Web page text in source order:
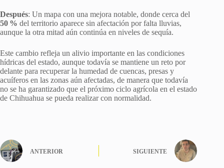
Después: Un mapa con una mejora notable, donde cerca del
50 % del territorio aparece sin afectación por falta lluvias,
aunque la otra mitad aún continúa en niveles de sequía.
Este cambio refleja un alivio importante en las condiciones
hídricas del estado, aunque todavía se mantiene un reto por
delante para recuperar la humedad de cuencas, presas y
acuíferos en las zonas aún afectadas, de manera que todavía
no se ha garantizado que el próximo ciclo agrícola en el estado
de Chihuahua se pueda realizar con normalidad.
ANTERIOR SIGUIENTE